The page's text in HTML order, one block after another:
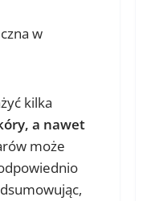
w
kilka
a nawet
może